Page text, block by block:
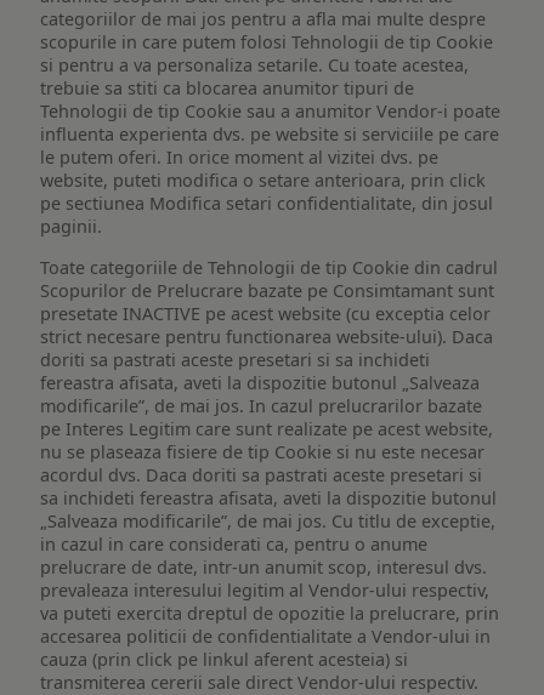
categoriilor de mai jos pentru a afla mai multe despre
scopurile in care putem folosi Tehnologii de tip Cookie
si pentru a va personaliza setarile. Cu toate acestea,
trebuie sa stiti ca blocarea anumitor tipuri de
Tehnologii de tip Cookie sau a anumitor Vendor-i poate
influenta experienta dvs. pe website si serviciile pe care
le putem oferi. In orice moment al vizitei dvs. pe
website, puteti modifica o setare anterioara, prin click
pe sectiunea Modifica setari confidentialitate, din josul
paginii.
Toate categoriile de Tehnologii de tip Cookie din cadrul
Scopurilor de Prelucrare bazate pe Consimtamant sunt
presetate INACTIVE pe acest website (cu exceptia celor
strict necesare pentru functionarea website-ului). Daca
doriti sa pastrati aceste presetari si sa inchideti
fereastra afisata, aveti la dispozitie butonul „Salveaza
modificarile”, de mai jos. In cazul prelucrarilor bazate
pe Interes Legitim care sunt realizate pe acest website,
nu se plaseaza fisiere de tip Cookie si nu este necesar
acordul dvs. Daca doriti sa pastrati aceste presetari si
sa inchideti fereastra afisata, aveti la dispozitie butonul
„Salveaza modificarile”, de mai jos. Cu titlu de exceptie,
in cazul in care considerati ca, pentru o anume
prelucrare de date, intr-un anumit scop, interesul dvs.
prevaleaza interesului legitim al Vendor-ului respectiv,
va puteti exercita dreptul de opozitie la prelucrare, prin
accesarea politicii de confidentialitate a Vendor-ului in
cauza (prin click pe linkul aferent acesteia) si
transmiterea cererii sale direct Vendor-ului respectiv.